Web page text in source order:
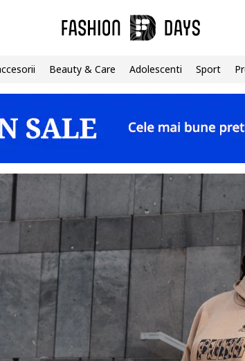
Beauty & Care Adolescenti Sport